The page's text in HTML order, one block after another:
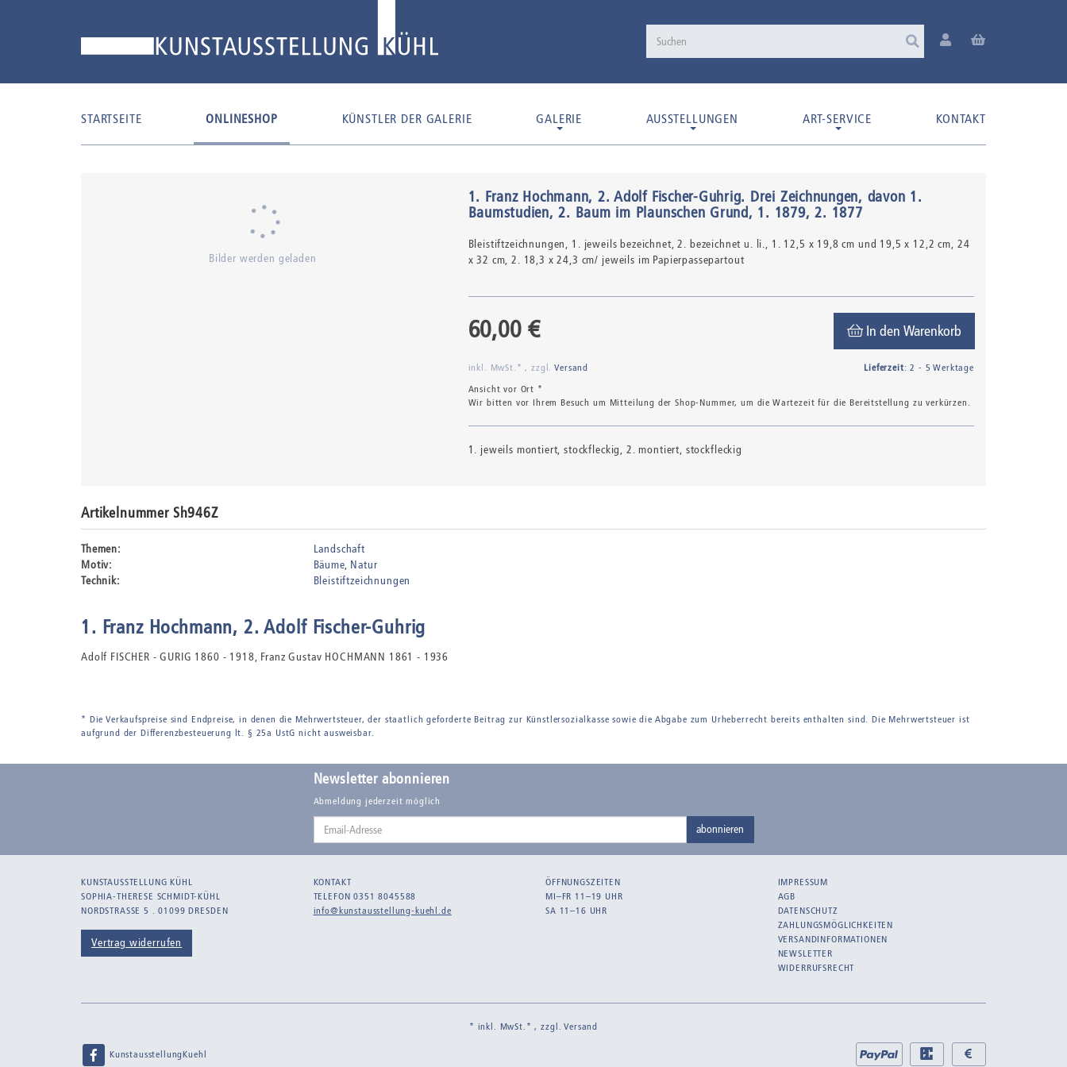
STARTSEITE ONLINESHOP KÜNSTLER DER GALERIE GALERIE AUSSTELLUNGEN ART-SERVICE KONTAKT
Bilder werden geladen
1. Franz Hochmann, 2. Adolf Fischer-Guhrig. Drei Zeichnungen, davon 1.
Baumstudien, 2. Baum im Plaunschen Grund, 1. 1879, 2. 1877
Bleistiftzeichnungen, 1. jeweils bezeichnet, 2. bezeichnet u. li., 1. 12,5 x 19,8 cm und 19,5 x 12,2 cm, 24
x 32 cm, 2. 18,3 x 24,3 cm/ jeweils im Papierpassepartout
60,00 €
inkl. MwSt.* , zzgl.Versand
In den Warenkorb
Lieferzeit: 2 - 5 Werktage
Ansicht vor Ort *
Wir bitten vor Ihrem Besuch um Mitteilung der Shop-Nummer, um die Wartezeit für die Bereitstellung zu verkürzen.
1. jeweils montiert, stockfleckig, 2. montiert, stockfleckig
Artikelnummer Sh946Z
Themen:
Landschaft
Motiv:
Bäume Natur
Technik:
Bleistiftzeichnungen
1. Franz Hochmann, 2. Adolf Fischer-Guhrig
Adolf FISCHER - GURIG 1860 - 1918, Franz Gustav HOCHMANN 1861 - 1936
* Die Verkaufspreise sind Endpreise, in denen die Mehrwertsteuer, der staatlich geforderte Beitrag zur Künstlersozialkasse sowie die Abgabe zum Urheberrecht bereits enthalten sind. Die Mehrwertsteuer ist
aufgrund der Differenzbesteuerung lt. § 25a UstG nicht ausweisbar.
Newsletter abonnieren
Abmeldung jederzeit möglich
Email-
abonnieren
KUNSTAUSSTELLUNG KÜHL
SOPHIA-THERESE SCHMIDT-KÜHL
NORDSTRASSE 5 . 01099 DRESDEN
Vertrag widerrufen
KONTAKT
TELEFON 0351 8045588
info@kunstausstellung-kuehl.de
ÖFFNUNGSZEITEN
MI–FR 11–19 UHR
SA 11–16 UHR
IMPRESSUM
AGB
DATENSCHUTZ
ZAHLUNGSMÖGLICHKEITEN
VERSANDINFORMATIONEN
NEWSLETTER
WIDERRUFSRECHT
* inkl. MwSt.* , zzgl.Versand
KunstausstellungKuehl
Bei
PayPal